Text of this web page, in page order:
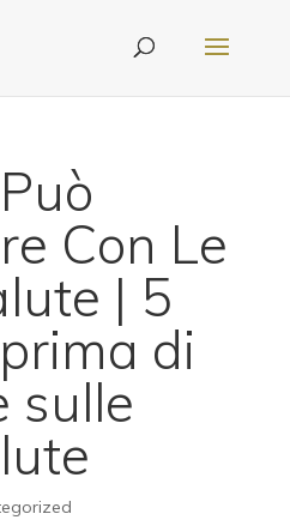
Con Le
| 5
di
sulle